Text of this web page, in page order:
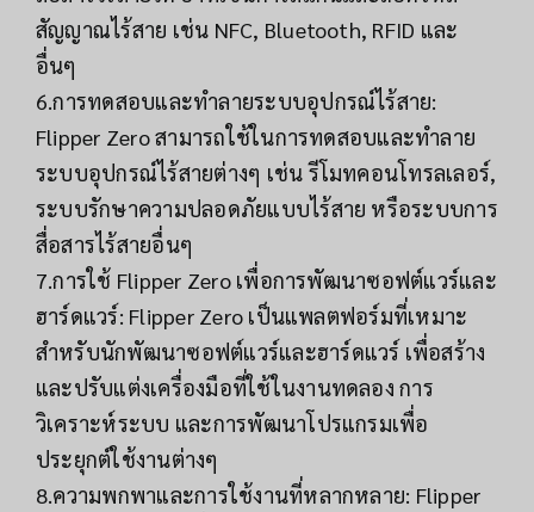
สัญญาณไร้สาย เช่น NFC, Bluetooth, RFID และ
อื่นๆ
6.การทดสอบและทำลายระบบอุปกรณ์ไร้สาย:
Flipper Zero สามารถใช้ในการทดสอบและทำลาย
ระบบอุปกรณ์ไร้สายต่างๆ เช่น รีโมทคอนโทรลเลอร์,
ระบบรักษาความปลอดภัยแบบไร้สาย หรือระบบการ
สื่อสารไร้สายอื่นๆ
7.การใช้ Flipper Zero เพื่อการพัฒนาซอฟต์แวร์และ
ฮาร์ดแวร์: Flipper Zero เป็นแพลตฟอร์มที่เหมาะ
สำหรับนักพัฒนาซอฟต์แวร์และฮาร์ดแวร์ เพื่อสร้าง
และปรับแต่งเครื่องมือที่ใช้ในงานทดลอง การ
วิเคราะห์ระบบ และการพัฒนาโปรแกรมเพื่อ
ประยุกต์ใช้งานต่างๆ
8.ความพกพาและการใช้งานที่หลากหลาย: Flipper